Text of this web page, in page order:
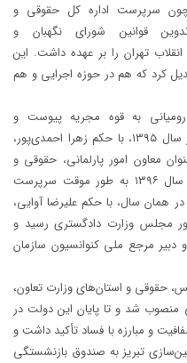
سرپرست اداره کل حقوقی و
قوانین شورای نگهبان و
تهران را بر عهده داشت. این
کرد که هم در حوزه اجرایی و هم
به قوه مجریه پیوست و
مسئولیت‌های مختلفی را عهده‌دار شد. در سال ۱۳۹۵، با حکم زهرا احمدی‌پور،
معاون امور پارلمانی، حقوقی و
استان‌های این سازمان منصوب شد و در سال ۱۳۹۶ به طور موقت سرپرست
سال، با حکم علیرضا آوایی،
مجلس وزارت دادگستری رسید و
مرجع ملی کنوانسیون سازمان
مجلس، حقوقی و استان‌های وزارت تعاون،
منصوب شد و تا پایان این دولت در
و مبارزه با فساد تأکید داشت و
تبریز به صندوق بازنشستگی